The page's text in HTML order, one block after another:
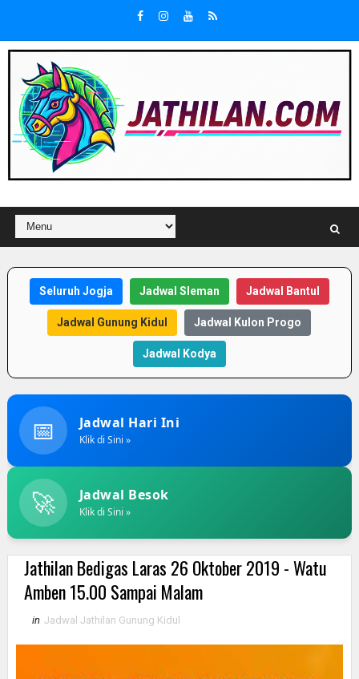
Seluruh Jogja Jadwal Sleman Jadwal Bantul
Jadwal Gunung Kidul Jadwal Kulon Progo
Jadwal Kodya
📅 Jadwal Hari Ini
Klik di Sini »
🚀 Jadwal Besok
Klik di Sini »
Jathilan Bedigas Laras 26 Oktober 2019 - Watu
Amben 15.00 Sampai Malam
in Jadwal Jathilan Gunung Kidul